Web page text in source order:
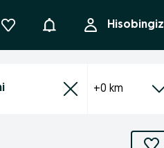
Bildirishnoma Hisobingiz
+0 km